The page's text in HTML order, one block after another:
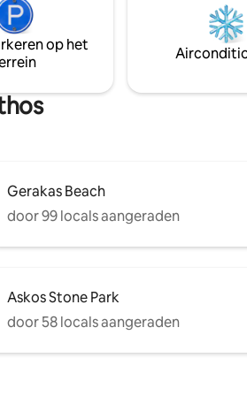
volledig
ruime
moderne slaapkamers, 2
een grote woonkamer, een
een tuin met een eigen
zwembad (extra kosten).
op het
Gerakas Beach
door 99 locals aangeraden
Askos Stone Park
door 58 locals aangeraden